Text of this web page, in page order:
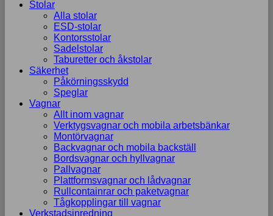
Stolar
Alla stolar
ESD-stolar
Kontorsstolar
Sadelstolar
Taburetter och åkstolar
Säkerhet
Påkörningsskydd
Speglar
Vagnar
Allt inom vagnar
Verktygsvagnar och mobila arbetsbänkar
Montörvagnar
Backvagnar och mobila backställ
Bordsvagnar och hyllvagnar
Pallvagnar
Plattformsvagnar och lådvagnar
Rullcontainrar och paketvagnar
Tågkopplingar till vagnar
Verkstadsinredning